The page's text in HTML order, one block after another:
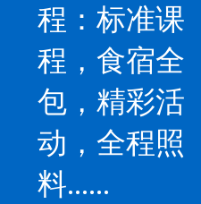
程：标准课
程，食宿全
包，精彩活
动，全程照
料……